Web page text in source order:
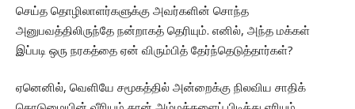
செய்த தொழிலாளர்களுக்கு அவர்களின் சொந்த
அனுபவத்திலிருந்தே நன்றாகத் தெரியும். எனில், அந்த மக்கள்
இப்படி ஒரு நரகத்தை ஏன் விரும்பித் தேர்ந்தெடுத்தார்கள்?
ஏனெனில், வெளியே சமூகத்தில் அன்றைக்கு நிலவிய சாதிக்